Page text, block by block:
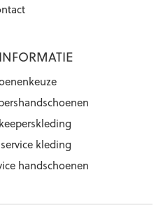
kleding
handschoenen